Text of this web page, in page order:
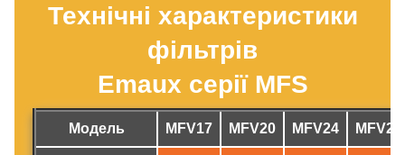
Технічні характеристики
фільтрів
Emaux серії MFS
Модель MFV17 MFV20 MFV24